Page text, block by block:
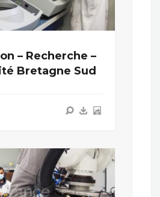
– Recherche –
Bretagne Sud